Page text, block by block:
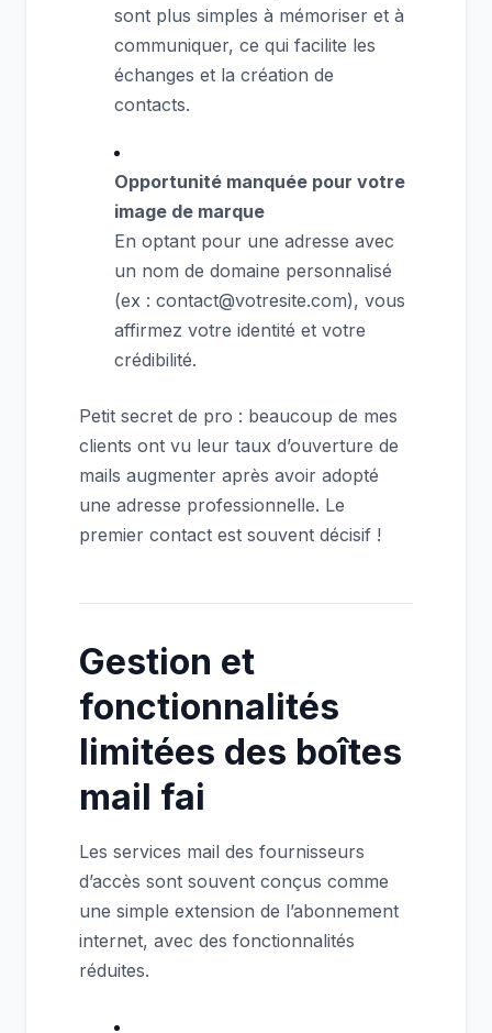
sont plus simples à mémoriser et à
communiquer, ce qui facilite les
échanges et la création de
contacts.
Opportunité manquée pour votre
image de marque
En optant pour une adresse avec
un nom de domaine personnalisé
(ex : contact@votresite.com), vous
affirmez votre identité et votre
crédibilité.
Petit secret de pro : beaucoup de mes
clients ont vu leur taux d’ouverture de
mails augmenter après avoir adopté
une adresse professionnelle. Le
premier contact est souvent décisif !
Gestion et
fonctionnalités
limitées des boîtes
mail fai
Les services mail des fournisseurs
d’accès sont souvent conçus comme
une simple extension de l’abonnement
internet, avec des fonctionnalités
réduites.